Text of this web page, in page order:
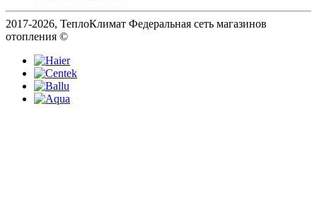
2017-2026, ТеплоКлимат Федеральная сеть магазинов
отопления ©